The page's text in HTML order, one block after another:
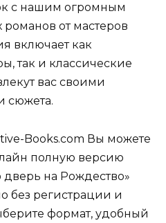
с нашим огромным
от мастеров
включает как
так и классические
вас своими
сюжета.
Books.com Вы можете
полную версию
на Рождество»
без регистрации и
формат, удобный